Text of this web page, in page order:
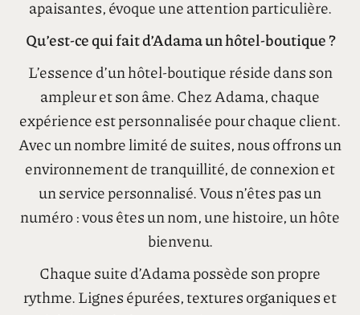
design, l’intimité et la sophistication discrète. Ici,
l’hospitalité est personnalisée. Les espaces sont
soigneusement pensés. Et chaque détail, des
céramiques artisanales à la palette de couleurs
apaisantes, évoque une attention particulière.
Qu’est-ce qui fait d’Adama un hôtel-boutique ?
L’essence d’un hôtel-boutique réside dans son
ampleur et son âme. Chez Adama, chaque
expérience est personnalisée pour chaque client.
environnement de tranquillité, de connexion et
un service personnalisé. Vous n’êtes pas un